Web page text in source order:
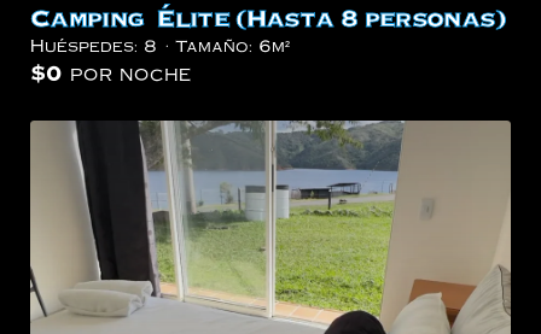
Camping Élite (Hasta 8 personas)
Huéspedes: 8 Tamaño: 6m²
$0 por noche